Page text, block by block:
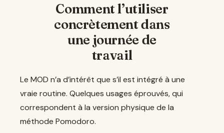
Comment l’utiliser
concrètement dans
une journée de
travail
Le MOD n’a d’intérêt que s’il est intégré à une
vraie routine. Quelques usages éprouvés, qui
correspondent à la version physique de la
méthode Pomodoro.